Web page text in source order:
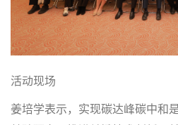
活动现场
姜培学表示，实现碳达峰碳中和